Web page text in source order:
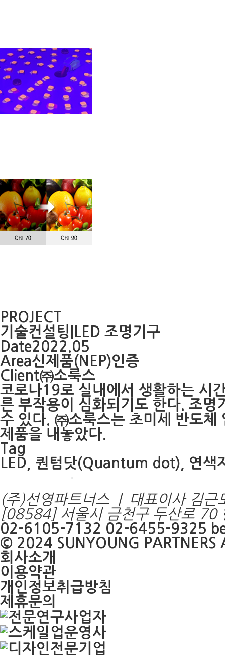
PROJECT
기술컨설팅|LED 조명기구
Date2022.05
Area신제품(NEP)인증
Client㈜소룩스
코로나19로 실내에서 생활하는 시
른 부작용이 심화되기도 한다. 조명
수 있다. ㈜소룩스는 초미세 반도
제품을 내놓았다.
Tag
LED, 퀀텀닷(Quantum dot), 연색
(주)선영파트너스 | 대표이사 김근
[08584] 서울시 금천구 두산로 70
02-6105-7132 02-6455-9325
© 2024 SUNYOUNG PARTNERS
회사소개
이용약관
개인정보취급방침
제휴문의